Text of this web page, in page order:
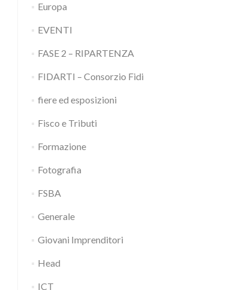
Europa
EVENTI
FASE 2 – RIPARTENZA
FIDARTI – Consorzio Fidi
fiere ed esposizioni
Fisco e Tributi
Formazione
Fotografia
FSBA
Generale
Giovani Imprenditori
Head
ICT